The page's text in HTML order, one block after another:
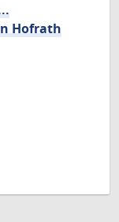
Hofrath